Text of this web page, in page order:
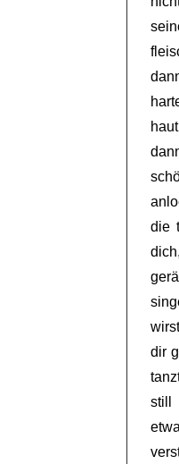
die
dir
still